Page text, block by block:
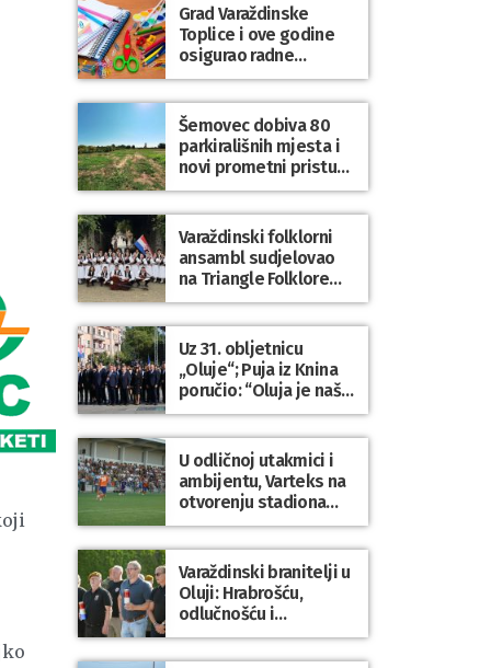
općine Trnovec
Bartolovečki
Grad Varaždinske
Toplice i ove godine
osigurao radne
bilježnice i dodatni
obrazovni materijal za
sve osnovnoškolce
Šemovec dobiva 80
parkirališnih mjesta i
novi prometni pristup
groblju
Varaždinski folklorni
ansambl sudjelovao
na Triangle Folklore
Festivalu u Danskoj
Uz 31. obljetnicu
„Oluje“; Puja iz Knina
poručio: “Oluja je naša
najveća pobjeda,
simbol slobode i
zajedništva!”
U odličnoj utakmici i
ambijentu, Varteks na
otvorenju stadiona
odigrao 1:1 s
Mariborom
Varaždinski branitelji u
Oluji: Hrabrošću,
odlučnošću i
zajedništvom do
slobodne Hrvatske!